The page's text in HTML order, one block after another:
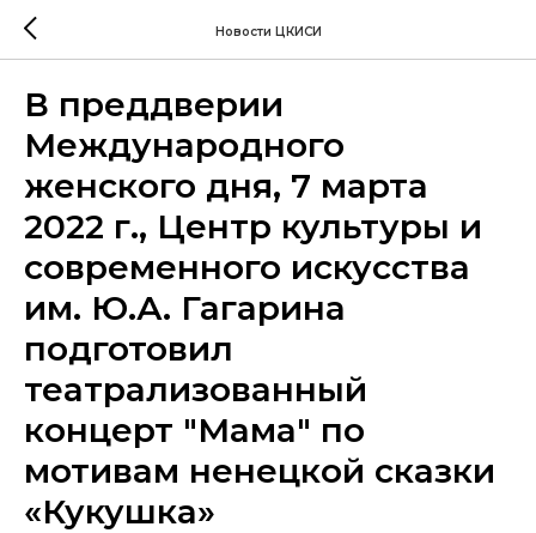
Новости ЦКИСИ
В преддверии
Международного
женского дня, 7 марта
2022 г., Центр культуры и
современного искусства
им. Ю.А. Гагарина
подготовил
театрализованный
концерт "Мама" по
мотивам ненецкой сказки
«Кукушка»